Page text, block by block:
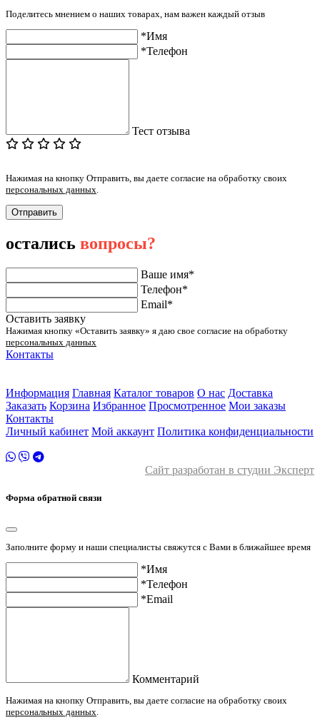
Поделитесь мнением о наших товарах, нам важен каждый отзыв
*Имя
*Телефон
Тест отзыва
Нажимая на кнопку Отправить, вы даете согласие на обработку своих
персональных данных.
Отправить
остались вопросы?
Ваше имя*
Телефон*
Email*
Оставить заявку
Нажимая кнопку «Оставить заявку» я даю свое согласие на обработку
персональных данных
Контакты
Информация Главная Каталог товаров О нас Доставка
Заказать Корзина Избранное Просмотренное Мои заказы
Контакты
Личный кабинет Мой аккаунт Политика конфиденциальности
Сайт разработан в студии Эксперт
Форма обратной связи
Заполните форму и наши специалисты свяжутся с Вами в ближайшее время
*Имя
*Телефон
*Email
Комментарий
Нажимая на кнопку Отправить, вы даете согласие на обработку своих
персональных данных.